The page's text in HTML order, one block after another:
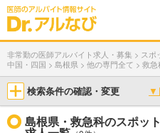
非常勤の医師アルバイト求人・募集 > スポ
中国・四国 > 島根県 > 他の専門全て > 救急
検索条件の確認・変更 ▼
島根県・救急科のスポッ